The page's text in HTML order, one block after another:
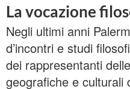
La vocazione
Negli ultimi anni
d’incontri e studi
dei rappresentanti
geografiche e culturali